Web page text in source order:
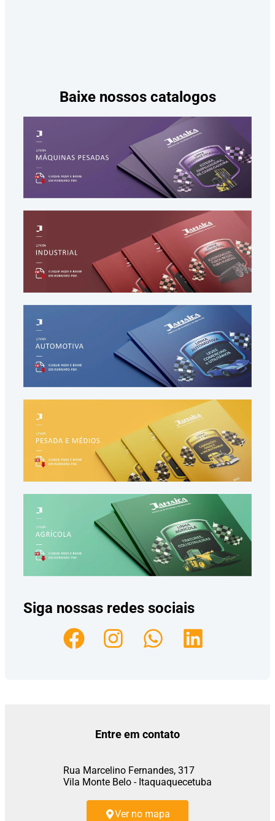
Baixe nossos catalogos
Siga nossas redes sociais
Entre em contato
Rua Marcelino Fernandes, 317
Vila Monte Belo - Itaquaquecetuba
Ver no mapa